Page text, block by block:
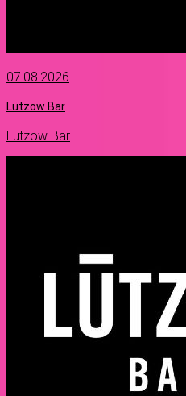
07.08.2026
Lützow Bar
Lützow Bar